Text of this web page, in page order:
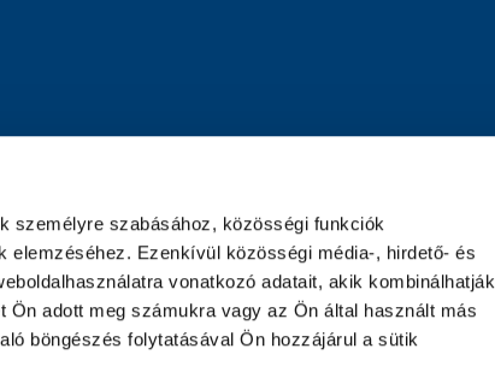
személyre szabásához, közösségi funkciók
elemzéséhez. Ezenkívül közösségi média-, hirdető- és
vonatkozó adatait, akik kombinálhatják
adott meg számukra vagy az Ön által használt más
böngészés folytatásával Ön hozzájárul a sütik